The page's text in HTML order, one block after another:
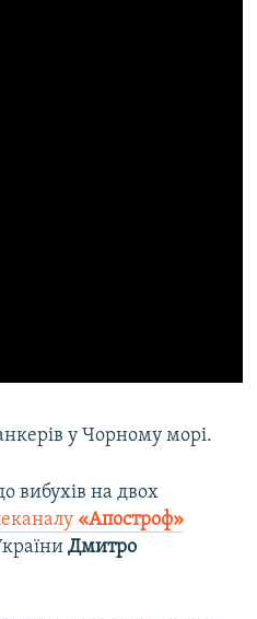
у Чорному морі.
вибухів на двох
«Апостроф»
Дмитро